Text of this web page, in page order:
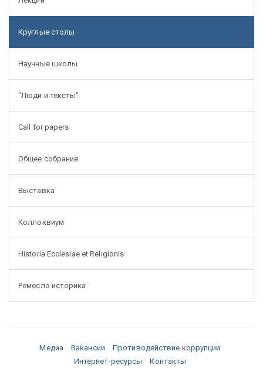
Круглые столы
Научные школы
"Люди и тексты"
Call for papers
Общее собрание
Выставка
Коллоквиум
Historia Ecclesiae et Religionis
Ремесло историка
Медиа Вакансии
Противодействие коррупции
Интернет-ресурсы
Контакты